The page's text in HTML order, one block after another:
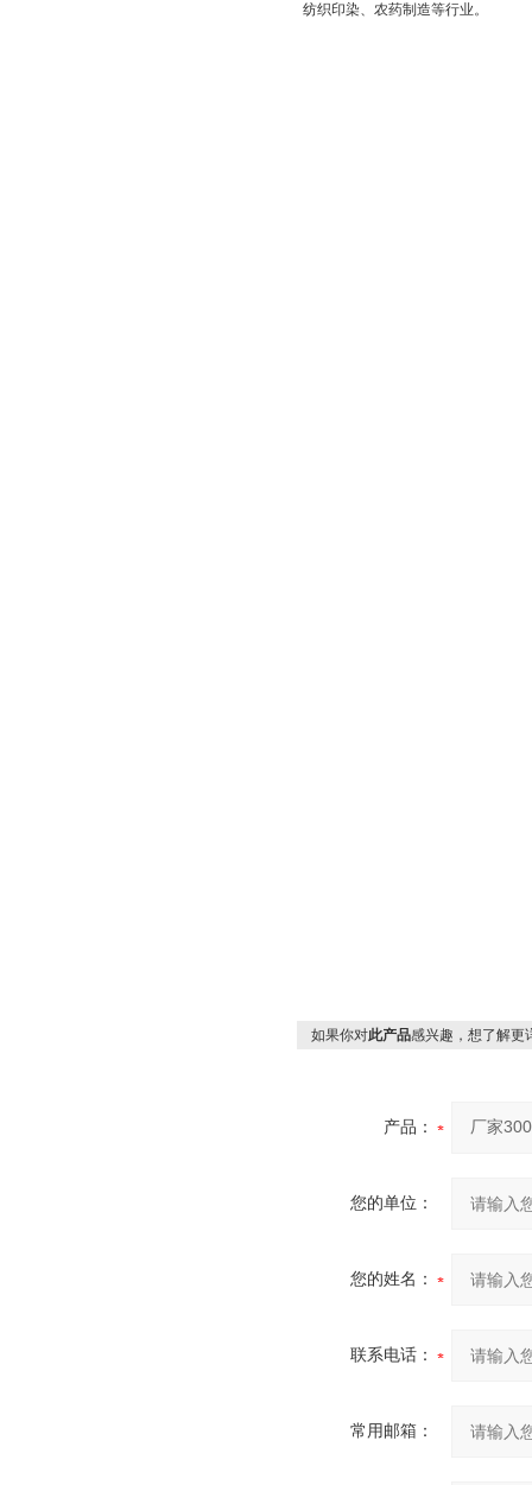
纺织印染、农药制造等行业。
如果你对此产品感兴趣，想了解更
产品：
您的单位：
您的姓名：
联系电话：
常用邮箱：